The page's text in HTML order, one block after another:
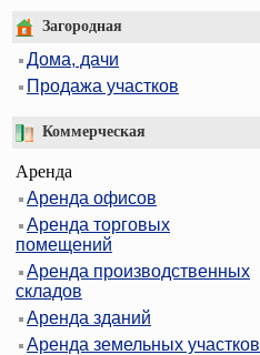
Загородная
Дома, дачи
Продажа участков
Коммерческая
Аренда
Аренда офисов
Аренда торговых
помещений
Аренда производственных
складов
Аренда зданий
Аренда земельных участков